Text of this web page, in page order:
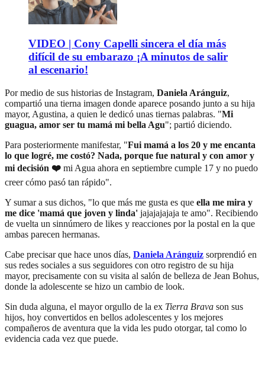
VIDEO | Cony Capelli sincera el día más
difícil de su embarazo ¡A minutos de salir
al escenario!
Por medio de sus historias de Instagram, Daniela Aránguiz,
compartió una tierna imagen donde aparece posando junto a su hija
mayor, Agustina, a quien le dedicó unas tiernas palabras. "Mi
guagua, amor ser tu mamá mi bella Agu"; partió diciendo.
Para posteriormente manifestar, "Fui mamá a los 20 y me encanta
lo que logré, me costó? Nada, porque fue natural y con amor y
mi decisión ❤️ mi Agua ahora en septiembre cumple 17 y no puedo
creer cómo pasó tan rápido".
Y sumar a sus dichos, "lo que más me gusta es que ella me mira y
me dice 'mamá que joven y linda' jajajajajaja te amo". Recibiendo
de vuelta un sinnúmero de likes y reacciones por la postal en la que
ambas parecen hermanas.
Cabe precisar que hace unos días, Daniela Aránguiz sorprendió en
sus redes sociales a sus seguidores con otro registro de su hija
mayor, precisamente con su visita al salón de belleza de Jean Bohus,
donde la adolescente se hizo un cambio de look.
Sin duda alguna, el mayor orgullo de la ex Tierra Brava son sus
hijos, hoy convertidos en bellos adolescentes y los mejores
compañeros de aventura que la vida les pudo otorgar, tal como lo
evidencia cada vez que puede.